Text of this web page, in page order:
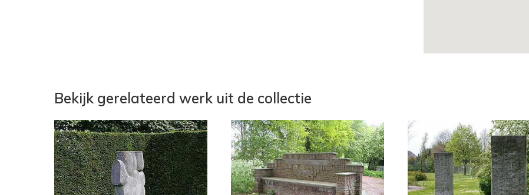
Bekijk gerelateerd werk uit de collectie